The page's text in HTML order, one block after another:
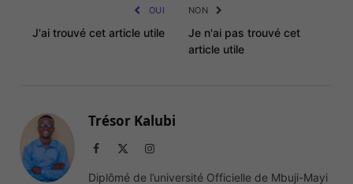
OUI
J'ai trouvé cet article utile
NON
Je n'ai pas trouvé cet
article utile
Trésor Kalubi
Facebook Instagram
Diplômé de l’université Officielle de Mbuji-Mayi